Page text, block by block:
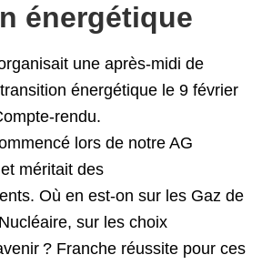
énergétique
une après-midi de
énergétique le 9 février
rendu.
lors de notre AG
méritait des
Où en est-on sur les Gaz de
sur les choix
? Franche réussite pour ces